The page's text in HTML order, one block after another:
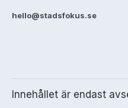
hello@stadsfokus.se
Innehållet är endast